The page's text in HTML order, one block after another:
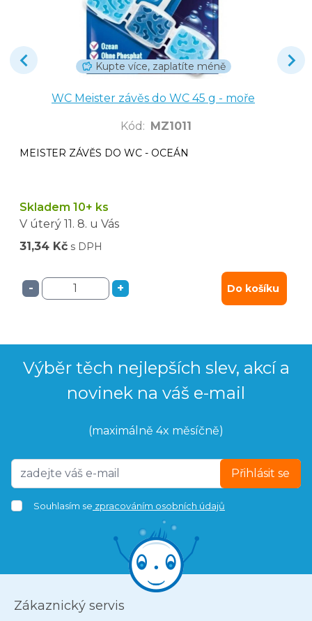
Kupte více, zaplatíte méně
WC Meister závěs do WC 45 g - moře
Kód : MZ1011
MEISTER ZÁVĚS DO WC - OCEÁN
Skladem 10+ ks
V úterý 11. 8. u Vás
31,34 Kč s DPH
- + Do košíku
Výběr těch nejlepších slev, akcí a
novinek na váš e-mail
(maximálně 4x měsíčně)
Přihlásit se
Souhlasím se zpracováním osobních údajů
Zákaznický servis